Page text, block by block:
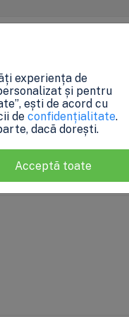
Rareori acestea
fără preaviz sau
garantie legala de
experiența de
și pentru
ești de acord cu
de confidențialitate.
dacă dorești.
Acceptă toate